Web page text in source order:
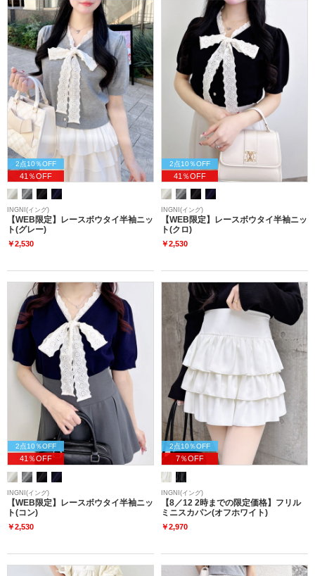
2点10％OFF
41％OFF
INGNI(イング)
【WEB限定】レースボウタイ半袖ニッ
ト(グレー)
￥2,530
2点10％OFF
41％OFF
INGNI(イング)
【WEB限定】レースボウタイ半袖ニッ
ト(クロ)
￥2,530
2点10％OFF
41％OFF
INGNI(イング)
【WEB限定】レースボウタイ半袖ニッ
ト(コン)
￥2,530
2点10％OFF
7％OFF
INGNI(イング)
【8／12 2時までの限定価格】フリル
ミニスカパン(オフホワイト)
￥2,970